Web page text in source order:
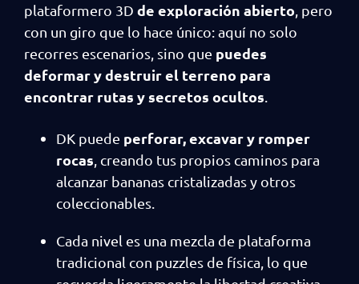
plataformero 3D de exploración abierto , pero
con un giro que lo hace único: aquí no solo
recorres escenarios, sino que puedes
deformar y destruir el terreno para
encontrar rutas y secretos ocultos
DK puede perforar, excavar y romper
rocas , creando tus propios caminos para
alcanzar bananas cristalizadas y otros
coleccionables.
Cada nivel es una mezcla de plataforma
tradicional con puzzles de física, lo que